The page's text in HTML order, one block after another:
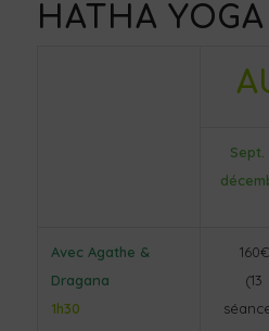
HATHA YOGA
Sept.
Avec Agathe &
Dragana
1h30
160€
(13